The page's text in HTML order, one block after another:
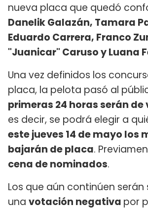
nueva placa que quedó
Danelik Galazán, Tamara
Eduardo Carrera, Franco
"Juanicar" Caruso y Luana
Una vez definidos los
placa, la pelota pasó al
primeras 24 horas serán
es decir, se podrá elegir a
este jueves 14 de mayo los
bajarán de placa.
cena de nominados.
Los que aún continúen
una votación negativa por